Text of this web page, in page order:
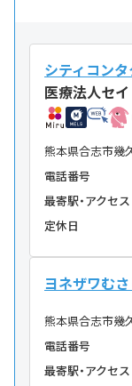
シティコン
医療法人セ
熊本県合志市幾
電話番号
最寄駅・アクセス
定休日
ヨネザワむ
熊本県合志市幾
電話番号
最寄駅・アクセス